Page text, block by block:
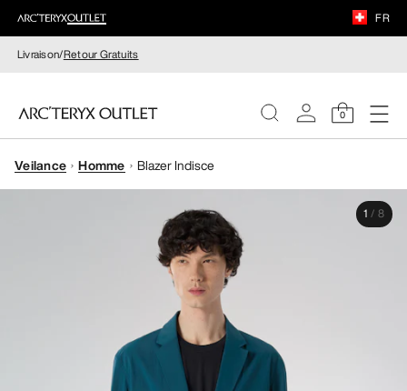
FR
Livraison/Retour Gratuits
0
FEMME
Veilance Homme Blazer Indisce
1 / 8